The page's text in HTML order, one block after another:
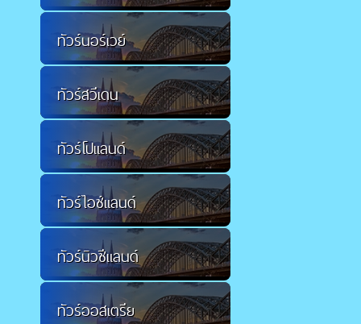
ทัวร์นอร์เวย์
ทัวร์สวีเดน
ทัวร์โปแลนด์
ทัวร์ไอซ์แลนด์
ทัวร์นิวซีแลนด์
ทัวร์ออสเตรีย